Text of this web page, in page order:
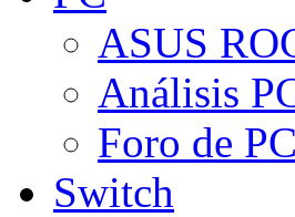
ASUS
Análisis
Foro de PC
Switch